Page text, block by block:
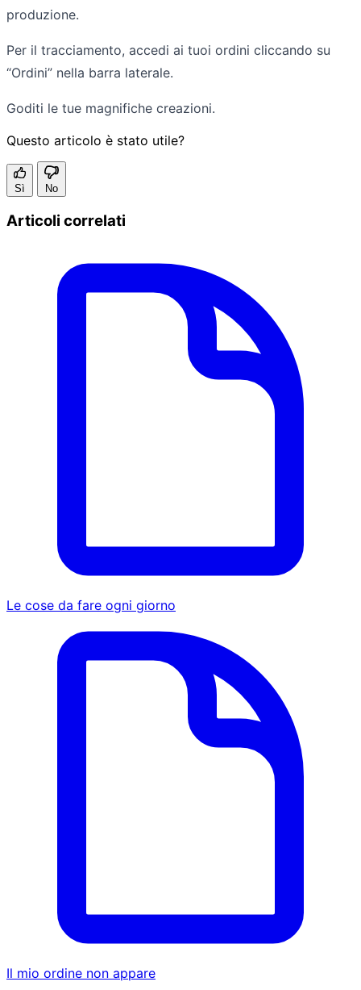
produzione.
Per il tracciamento, accedi ai tuoi ordini cliccando su
“Ordini” nella barra laterale.
Goditi le tue magnifiche creazioni.
Questo articolo è stato utile?
Sì No
Articoli correlati
Le cose da fare ogni giorno
Il mio ordine non appare